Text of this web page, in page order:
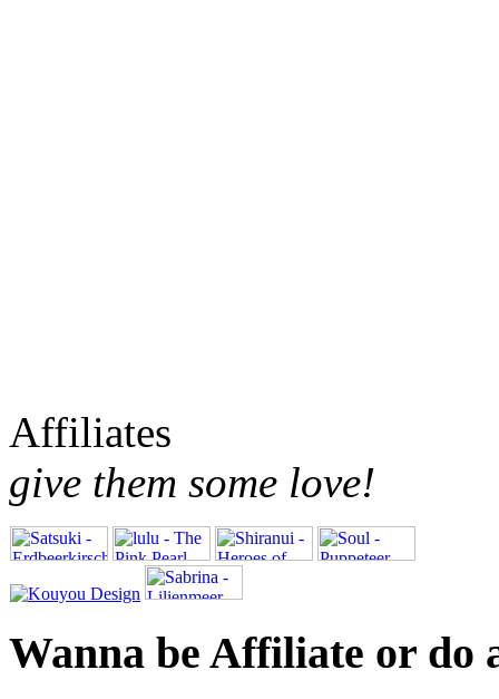
Affiliates
give them some love!
Wanna be Affiliate or do